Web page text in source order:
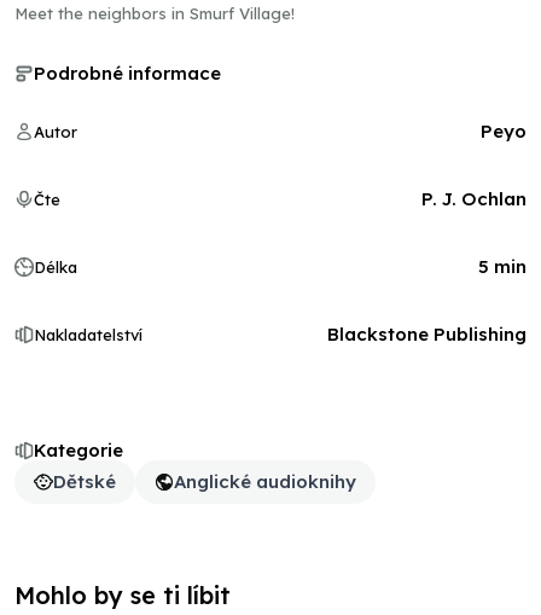
Meet the neighbors in Smurf Village!
Kategorie
Dětské
Anglické audioknihy
Podrobné informace
Autor Peyo
Čte P. J. Ochlan
Délka 5 min
Nakladatelství Blackstone Publishing
Mohlo by se ti líbit